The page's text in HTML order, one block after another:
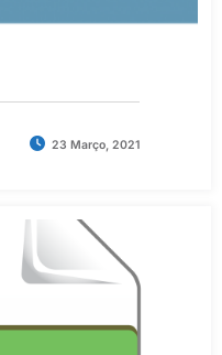
23 Março, 2021